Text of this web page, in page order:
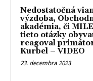
Nedostatočná
výzdoba,
akadémia, či
tieto otázky
reagoval
Kurbel – VIDEO
23. decembra 2023